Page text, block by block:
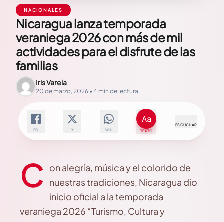
NACIONALES
Nicaragua lanza temporada
veraniega 2026 con más de mil
actividades para el disfrute de las
familias
Iris Varela
20 de marzo, 2026 • 4 min de lectura
FB X WA TEXTO
ESCUCHAR
C on alegría, música y el colorido de
nuestras tradiciones, Nicaragua dio
inicio oficial a la temporada
veraniega 2026 “Turismo, Cultura y